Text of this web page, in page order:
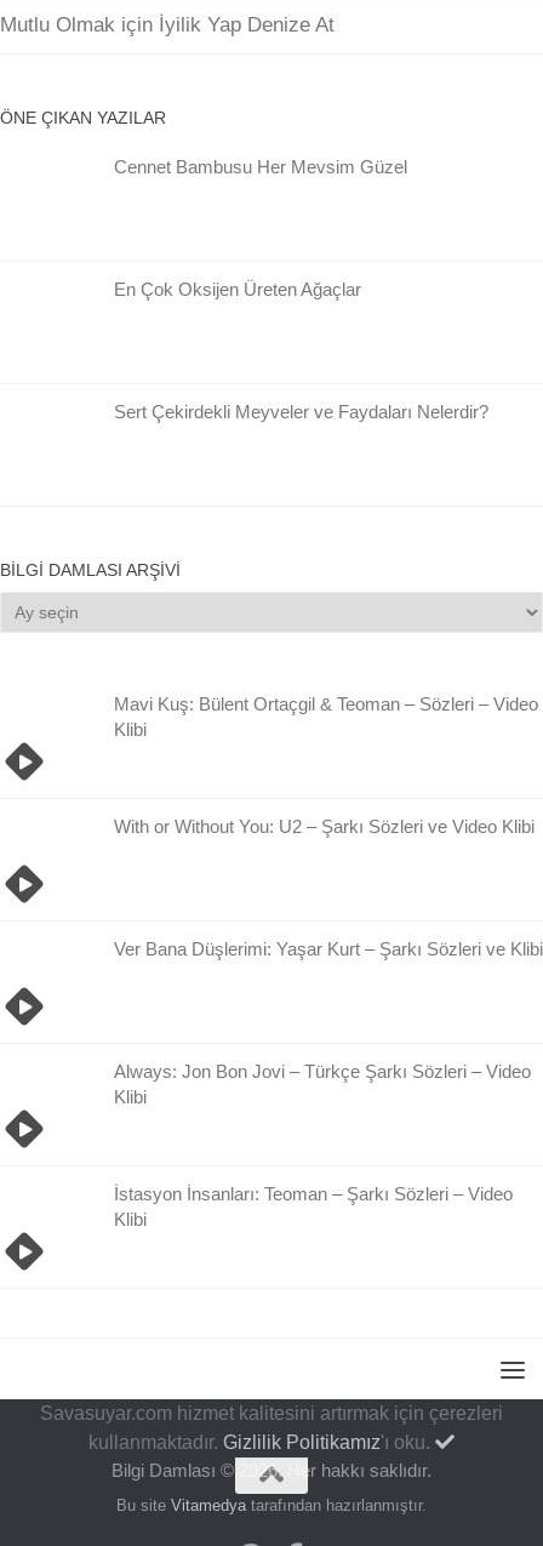
Mutlu Olmak için İyilik Yap Denize At
ÖNE ÇIKAN YAZILAR
Cennet Bambusu Her Mevsim Güzel
En Çok Oksijen Üreten Ağaçlar
Sert Çekirdekli Meyveler ve Faydaları Nelerdir?
BILGI DAMLASI ARŞIVI
Bilgi
Damlası
Mavi Kuş: Bülent Ortaçgil & Teoman – Sözleri – Video
Klibi
With or Without You: U2 – Şarkı Sözleri ve Video Klibi
Ver Bana Düşlerimi: Yaşar Kurt – Şarkı Sözleri ve Klibi
Always: Jon Bon Jovi – Türkçe Şarkı Sözleri – Video
Klibi
İstasyon İnsanları: Teoman – Şarkı Sözleri – Video
Klibi
Savasuyar.com hizmet kalitesini artırmak için çerezleri
kullanmaktadır. Gizlilik Politikamız'ı oku.
Bilgi Damlası © 2026. Her hakkı saklıdır.
Bu site Vitamedya tarafından hazırlanmıştır.